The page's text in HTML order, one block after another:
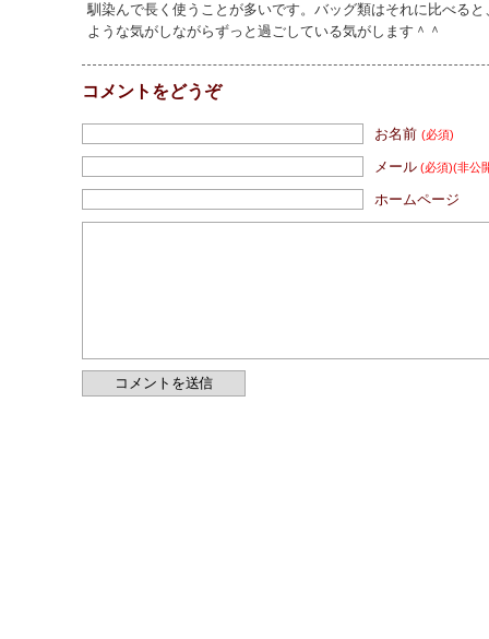
馴染んで長く使うことが多いです。バッグ類はそれに比べる
ような気がしながらずっと過ごしている気がします＾＾
コメントをどうぞ
お名前 (必須)
メール (必須)(非公
ホームページ